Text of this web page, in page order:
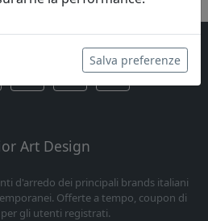
Salva preferenze
Art Design
d'arredo dei principali brands italiani
Offerte a tempo, coupon di
gli utenti registrati.